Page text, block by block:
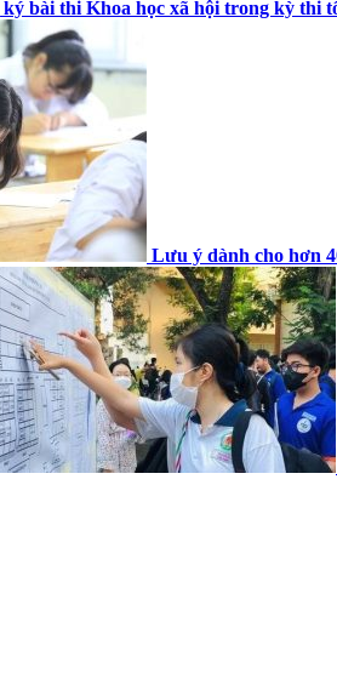
bài thi Khoa học xã hội trong kỳ thi
Lưu ý dành cho hơn